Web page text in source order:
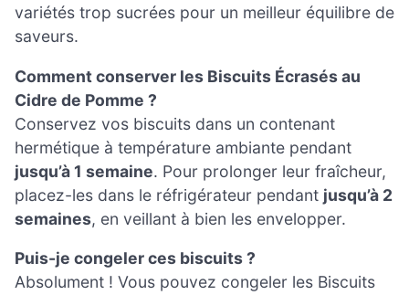
variétés trop sucrées pour un meilleur équilibre de
saveurs.
Comment conserver les Biscuits Écrasés au
Cidre de Pomme ?
Conservez vos biscuits dans un contenant
hermétique à température ambiante pendant
jusqu’à 1 semaine. Pour prolonger leur fraîcheur,
placez-les dans le réfrigérateur pendant jusqu’à 2
semaines, en veillant à bien les envelopper.
Puis-je congeler ces biscuits ?
Absolument ! Vous pouvez congeler les Biscuits